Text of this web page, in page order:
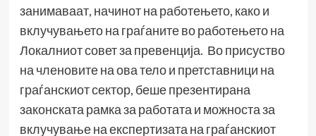
занимаваат, начинот на работењето, како и
вклучувањето на граѓаните во работењето на
Локалниот совет за превенција. Во присуство
на членовите на ова тело и претставници на
граѓанскиот сектор, беше презентирана
законската рамка за работата и можноста за
вклучување на експертизата на граѓанскиот